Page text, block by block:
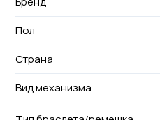
Пол
Страна
Вид механизма